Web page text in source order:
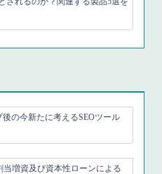
後の今新たに考えるSEOツール
当増資及び資本性ローンによる